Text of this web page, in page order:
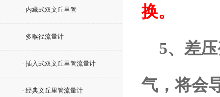
- 内藏式双文丘里管
- 多喉径流量计
- 插入式双文丘里管流量计
- 经典文丘里管流量计
换。
5、差压
气，将会